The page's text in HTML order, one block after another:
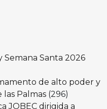
Semana Santa 2026
de alto poder y
Palmas (296)
JOBEC dirigida a